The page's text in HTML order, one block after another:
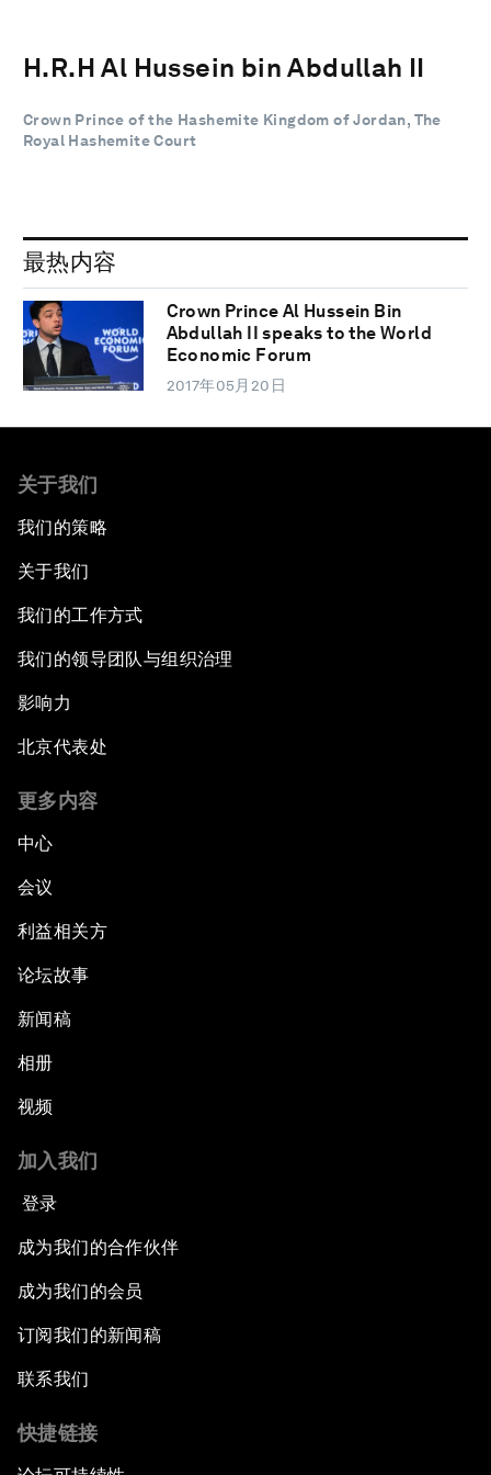
H.R.H Al Hussein bin Abdullah II
Crown Prince of the Hashemite Kingdom of Jordan, The
Royal Hashemite Court
最热内容
Crown Prince Al Hussein Bin
Abdullah II speaks to the World
Economic Forum
2017年05月20日
关于我们
我们的策略
关于我们
我们的工作方式
我们的领导团队与组织治理
影响力
北京代表处
更多内容
中心
会议
利益相关方
论坛故事
新闻稿
相册
视频
加入我们
登录
成为我们的合作伙伴
成为我们的会员
订阅我们的新闻稿
联系我们
快捷链接